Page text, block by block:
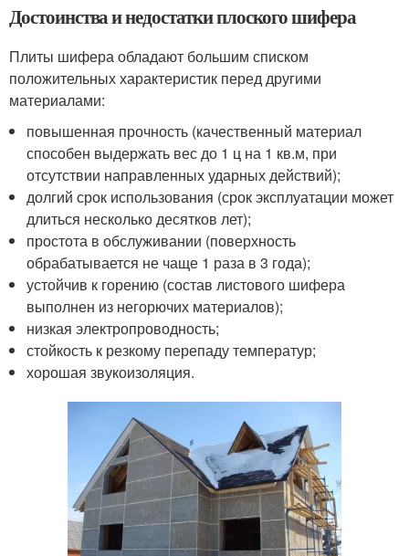
Достоинства и недостатки плоского шифера
Плиты шифера обладают большим списком
положительных характеристик перед другими
материалами:
повышенная прочность (качественный материал
способен выдержать вес до 1 ц на 1 кв.м, при
отсутствии направленных ударных действий);
долгий срок использования (срок эксплуатации может
длиться несколько десятков лет);
простота в обслуживании (поверхность
обрабатывается не чаще 1 раза в 3 года);
устойчив к горению (состав листового шифера
выполнен из негорючих материалов);
низкая электропроводность;
стойкость к резкому перепаду температур;
хорошая звукоизоляция.